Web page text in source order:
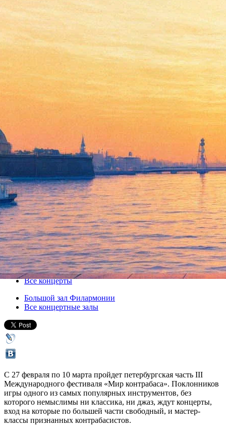
Петербург окунется в "Мир
контрабаса"
27 февраля 2016, суббота-10 марта 2016, четверг
Версия для печати
Все концерты
Большой зал Филармонии
Все концертные залы
С 27 февраля по 10 марта пройдет петербургская часть III
Международного фестиваля «Мир контрабаса». Поклонников
игры одного из самых популярных инструментов, без
которого немыслимы ни классика, ни джаз, ждут концерты,
вход на которые по большей части свободный, и мастер-
классы признанных контрабасистов.